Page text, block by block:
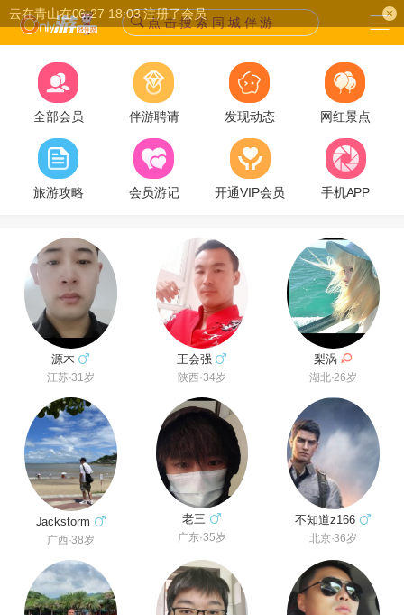
点 击 搜 索 同 城 伴 游
全部会员 伴游聘请 发现动态 网红景点
旅游攻略 会员游记 开通VIP会员 手机APP
源木
江苏·31岁
王会强
陕西·34岁
梨涡
湖北·26岁
Jackstorm
广西·38岁
老三
广东·35岁
不知道z166
北京·36岁